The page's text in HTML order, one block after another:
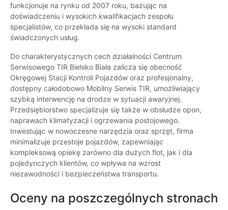
funkcjonuje na rynku od 2007 roku, bazując na
doświadczeniu i wysokich kwalifikacjach zespołu
specjalistów, co przekłada się na wysoki standard
świadczonych usług.
Do charakterystycznych cech działalności Centrum
Serwisowego TIR Bielsko Biała zalicza się obecność
Okręgowej Stacji Kontroli Pojazdów oraz profesjonalny,
dostępny całodobowo Mobilny Serwis TIR, umożliwiający
szybką interwencję na drodze w sytuacji awaryjnej.
Przedsiębiorstwo specjalizuje się także w obsłudze opon,
naprawach klimatyzacji i ogrzewania postojowego.
Inwestując w nowoczesne narzędzia oraz sprzęt, firma
minimalizuje przestoje pojazdów, zapewniając
kompleksową opiekę zarówno dla dużych flot, jak i dla
pojedynczych klientów, co wpływa na wzrost
niezawodności i bezpieczeństwa transportu.
Oceny na poszczególnych stronach